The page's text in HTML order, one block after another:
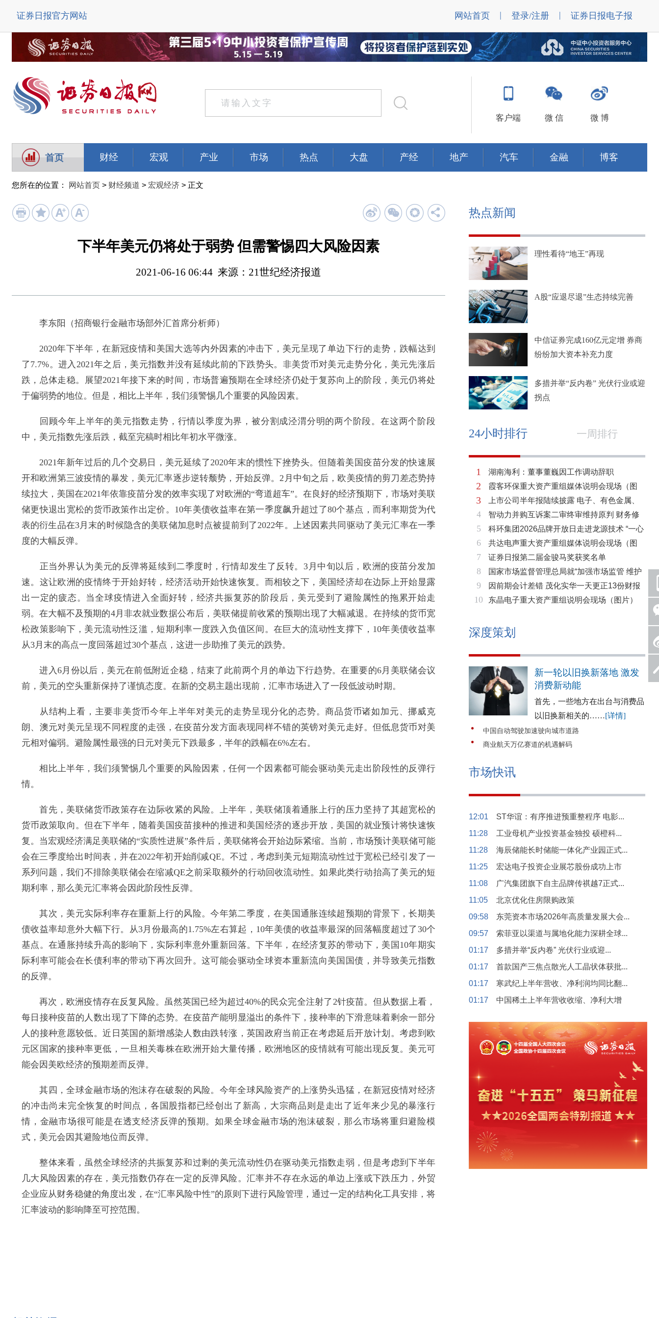
证券日报官方网站 网站首页 | 登录/注册 | 证券日报电子报
客户端 微 信 微 博
首页 财经 宏观 产业 市场 热点 大盘 产经 地产 汽车 金融 博客
您所在的位置： 网站首页 > 财经频道 > 宏观经济 > 正文
下半年美元仍将处于弱势 但需警惕四大风险因素
2021-06-16 06:44 来源：21世纪经济报道
李东阳（招商银行金融市场部外汇首席分析师）
2020年下半年，在新冠疫情和美国大选等内外因素的冲击下，美元呈现了单边下行的走势，跌幅达到
了7.7%。进入2021年之后，美元指数并没有延续此前的下跌势头。非美货币对美元走势分化，美元先涨后
跌，总体走稳。展望2021年接下来的时间，市场普遍预期在全球经济仍处于复苏向上的阶段，美元仍将处
于偏弱势的地位。但是，相比上半年，我们须警惕几个重要的风险因素。
回顾今年上半年的美元指数走势，行情以季度为界，被分割成泾渭分明的两个阶段。在这两个阶段
中，美元指数先涨后跌，截至完稿时相比年初水平微涨。
2021年新年过后的几个交易日，美元延续了2020年末的惯性下挫势头。但随着美国疫苗分发的快速展
开和欧洲第三波疫情的暴发，美元汇率逐步逆转颓势，开始反弹。2月中旬之后，欧美疫情的剪刀差态势持
续拉大，美国在2021年依靠疫苗分发的效率实现了对欧洲的“弯道超车”。在良好的经济预期下，市场对美联
储更快退出宽松的货币政策作出定价。10年美债收益率在第一季度飙升超过了80个基点，而利率期货为代
表的衍生品在3月末的时候隐含的美联储加息时点被提前到了2022年。上述因素共同驱动了美元汇率在一季
度的大幅反弹。
正当外界认为美元的反弹将延续到二季度时，行情却发生了反转。3月中旬以后，欧洲的疫苗分发加
速。这让欧洲的疫情终于开始好转，经济活动开始快速恢复。而相较之下，美国经济却在边际上开始显露
出一定的疲态。当全球疫情进入全面好转，经济共振复苏的阶段后，美元受到了避险属性的拖累开始走
弱。在大幅不及预期的4月非农就业数据公布后，美联储提前收紧的预期出现了大幅减退。在持续的货币宽
松政策影响下，美元流动性泛滥，短期利率一度跌入负值区间。在巨大的流动性支撑下，10年美债收益率
从3月末的高点一度回落超过30个基点，这进一步助推了美元的跌势。
进入6月份以后，美元在前低附近企稳，结束了此前两个月的单边下行趋势。在重要的6月美联储会议
前，美元的空头重新保持了谨慎态度。在新的交易主题出现前，汇率市场进入了一段低波动时期。
从结构上看，主要非美货币今年上半年对美元的走势呈现分化的态势。商品货币诸如加元、挪威克
朗、澳元对美元呈现不同程度的走强，在疫苗分发方面表现同样不错的英镑对美元走好。但低息货币对美
元相对偏弱。避险属性最强的日元对美元下跌最多，半年的跌幅在6%左右。
相比上半年，我们须警惕几个重要的风险因素，任何一个因素都可能会驱动美元走出阶段性的反弹行
情。
首先，美联储货币政策存在边际收紧的风险。上半年，美联储顶着通胀上行的压力坚持了其超宽松的
货币政策取向。但在下半年，随着美国疫苗接种的推进和美国经济的逐步开放，美国的就业预计将快速恢
复。当宏观经济满足美联储的“实质性进展”条件后，美联储将会开始边际紧缩。当前，市场预计美联储可能
会在三季度给出时间表，并在2022年初开始削减QE。不过，考虑到美元短期流动性过于宽松已经引发了一
系列问题，我们不排除美联储会在缩减QE之前采取额外的行动回收流动性。如果此类行动抬高了美元的短
期利率，那么美元汇率将会因此阶段性反弹。
其次，美元实际利率存在重新上行的风险。今年第二季度，在美国通胀连续超预期的背景下，长期美
债收益率却意外大幅下行。从3月份最高的1.75%左右算起，10年美债的收益率最深的回落幅度超过了30个
基点。在通胀持续升高的影响下，实际利率意外重新回落。下半年，在经济复苏的带动下，美国10年期实
际利率可能会在长债利率的带动下再次回升。这可能会驱动全球资本重新流向美国国债，并导致美元指数
的反弹。
再次，欧洲疫情存在反复风险。虽然英国已经为超过40%的民众完全注射了2针疫苗。但从数据上看，
每日接种疫苗的人数出现了下降的态势。在疫苗产能明显溢出的条件下，接种率的下滑意味着剩余一部分
人的接种意愿较低。近日英国的新增感染人数由跌转涨，英国政府当前正在考虑延后开放计划。考虑到欧
元区国家的接种率更低，一旦相关毒株在欧洲开始大量传播，欧洲地区的疫情就有可能出现反复。美元可
能会因美欧经济的预期差而反弹。
其四，全球金融市场的泡沫存在破裂的风险。今年全球风险资产的上涨势头迅猛，在新冠疫情对经济
的冲击尚未完全恢复的时间点，各国股指都已经创出了新高，大宗商品则是走出了近年来少见的暴涨行
情，金融市场很可能是在透支经济反弹的预期。如果全球金融市场的泡沫破裂，那么市场将重归避险模
式，美元会因其避险地位而反弹。
整体来看，虽然全球经济的共振复苏和过剩的美元流动性仍在驱动美元指数走弱，但是考虑到下半年
几大风险因素的存在，美元指数仍存在一定的反弹风险。汇率并不存在永远的单边上涨或下跌压力，外贸
企业应从财务稳健的角度出发，在“汇率风险中性”的原则下进行风险管理，通过一定的结构化工具安排，将
汇率波动的影响降至可控范围。
热点新闻
理性看待“地王”再现
A股“应退尽退”生态持续完善
中信证券完成160亿元定增 券商
纷纷加大资本补充力度
多措并举“反内卷” 光伏行业或迎
拐点
24小时排行 一周排行
1
2
3
4
5
6
7
8
9
10
湖南海利：董事董巍因工作调动辞职
霞客环保重大资产重组媒体说明会现场（图
片）
上市公司半年报陆续披露 电子、有色金属、
基础化工三大板块率先走强
智动力并购互诉案二审终审维持原判 财务修
复与估值空间同步打开
科环集团2026品牌开放日走进龙源技术 “一心
两脉”赋能火电绿色低碳转型
共达电声重大资产重组媒体说明会现场（图
片）
证券日报第二届金骏马奖获奖名单
国家市场监督管理总局就“加强市场监管 维护
市场秩序”答记者问
因前期会计差错 茂化实华一天更正13份财报
东晶电子重大资产重组说明会现场（图片）
深度策划
新一轮以旧换新落地 激发
消费新动能
首先，一些地方在出台与消费品
以旧换新相关的……[详情]
中国自动驾驶加速驶向城市道路
商业航天万亿赛道的机遇解码
市场快讯
12:01
ST华谊：有序推进预重整程序 电影...
11:28
工业母机产业投资基金独投 硕橙科...
11:28
海辰储能长时储能一体化产业园正式...
11:25
宏达电子投资企业展芯股份成功上市
11:08
广汽集团旗下自主品牌传祺越7正式...
11:05
北京优化住房限购政策
09:58
东莞资本市场2026年高质量发展大会...
09:57
索菲亚以渠道与属地化能力深耕全球...
01:17
多措并举“反内卷” 光伏行业或迎...
01:17
首款国产三焦点散光人工晶状体获批...
01:17
寒武纪上半年营收、净利润均同比翻...
01:17
中国稀土上半年营收收缩、净利大增